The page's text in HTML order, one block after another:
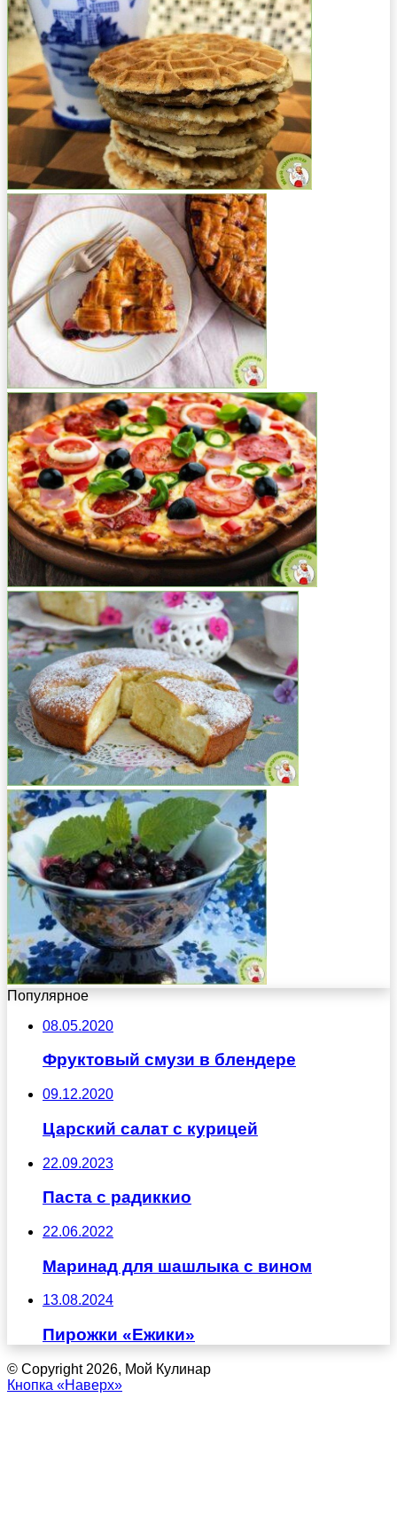
Популярное
08.05.2020
Фруктовый смузи в блендере
09.12.2020
Царский салат с курицей
22.09.2023
Паста с радиккио
22.06.2022
Маринад для шашлыка с вином
13.08.2024
Пирожки «Ежики»
© Copyright 2026, Мой Кулинар
Кнопка «Наверх»